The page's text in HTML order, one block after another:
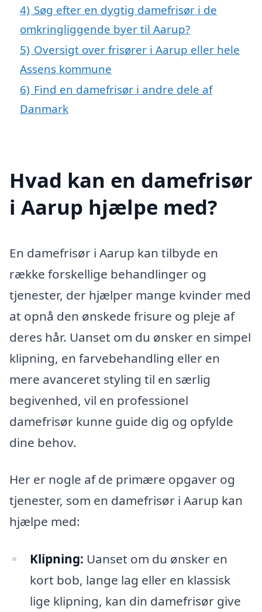
4) Søg efter en dygtig damefrisør i de
omkringliggende byer til Aarup?
5) Oversigt over frisører i Aarup eller hele
Assens kommune
6) Find en damefrisør i andre dele af
Danmark
Hvad kan en damefrisør
i Aarup hjælpe med?
En damefrisør i Aarup kan tilbyde en
række forskellige behandlinger og
tjenester, der hjælper mange kvinder med
at opnå den ønskede frisure og pleje af
deres hår. Uanset om du ønsker en simpel
klipning, en farvebehandling eller en
mere avanceret styling til en særlig
begivenhed, vil en professionel
damefrisør kunne guide dig og opfylde
dine behov.
Her er nogle af de primære opgaver og
tjenester, som en damefrisør i Aarup kan
hjælpe med:
Klipning: Uanset om du ønsker en
kort bob, lange lag eller en klassisk
lige klipning, kan din damefrisør give